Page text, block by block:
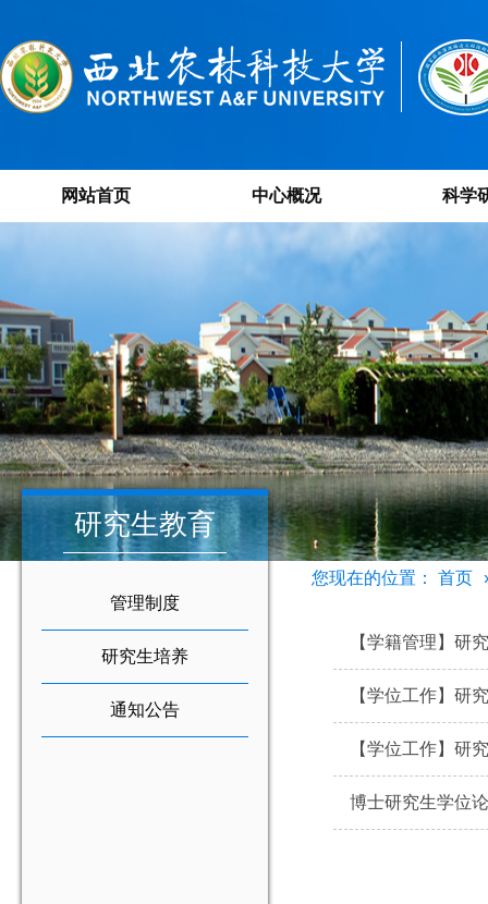
网站首页 中心概况 科学
研究生教育
管理制度
研究生培养
通知公告
您现在的位置： 首页
【学籍管理】研
【学位工作】研
【学位工作】研
博士研究生学位